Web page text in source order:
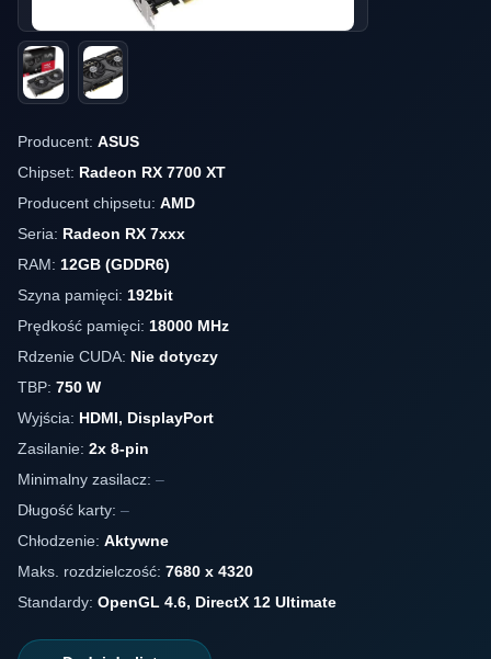
Producent: ASUS
Chipset: Radeon RX 7700 XT
Producent chipsetu: AMD
Seria: Radeon RX 7xxx
RAM: 12GB (GDDR6)
Szyna pamięci: 192bit
Prędkość pamięci: 18000 MHz
Rdzenie CUDA: Nie dotyczy
TBP: 750 W
Wyjścia: HDMI, DisplayPort
Zasilanie: 2x 8-pin
Minimalny zasilacz: –
Długość karty: –
Chłodzenie: Aktywne
Maks. rozdzielczość: 7680 x 4320
Standardy: OpenGL 4.6, DirectX 12 Ultimate